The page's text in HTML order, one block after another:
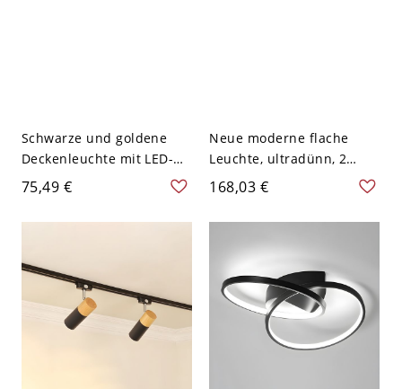
Schwarze und goldene
Deckenleuchte mit LED-
Ring für Schlafzimmer
und Restaurant -
Schwarz-weiß 110V-120V
75,49 €
Neue moderne flache
Leuchte, ultradünn, 2
Lichter LED-
Oberflächenmontage-
Deckenleuchten - Schwarz
Weißlicht
168,03 €